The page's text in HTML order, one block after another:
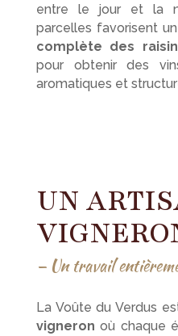
entre le jour et la
parcelles favorisent
complète des
pour obtenir des
aromatiques et
UN
— Un travail
La Voûte du Verdus
vigneron où chaque